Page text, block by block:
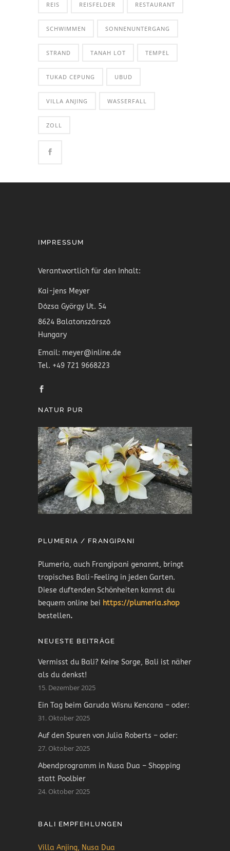
REIS REISFELDER RESTAURANT
SCHWIMMEN SONNENUNTERGANG
STRAND TANAH LOT TEMPEL
TUKAD CEPUNG UBUD
VILLA ANJING WASSERFALL
ZOLL
IMPRESSUM
Verantwortlich für den Inhalt:
Kai-jens Meyer
Dózsa György Ut. 54
8624 Balatonszárszó
Hungary
Email: meyer@inline.de
Tel. +49 721 9668223
NATUR PUR
PLUMERIA / FRANGIPANI
Plumeria, auch Frangipani genannt, bringt
tropisches Bali-Feeling in jeden Garten.
Diese duftenden Schönheiten kannst du
bequem online bei https://plumeria.shop
bestellen.
NEUESTE BEITRÄGE
Vermisst du Bali? Keine Sorge, Bali ist näher
als du denkst!
15. Dezember 2025
Ein Tag beim Garuda Wisnu Kencana – oder:
31. Oktober 2025
Auf den Spuren von Julia Roberts – oder:
27. Oktober 2025
Abendprogramm in Nusa Dua – Shopping
statt Poolbier
24. Oktober 2025
BALI EMPFEHLUNGEN
Villa Anjing, Nusa Dua